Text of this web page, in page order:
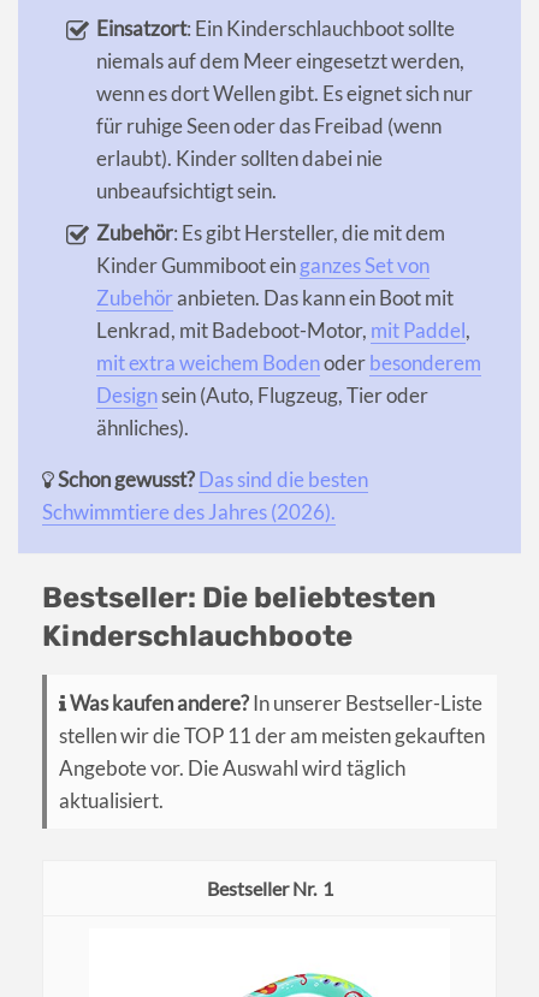
Einsatzort: Ein Kinderschlauchboot sollte
niemals auf dem Meer eingesetzt werden,
wenn es dort Wellen gibt. Es eignet sich nur
für ruhige Seen oder das Freibad (wenn
erlaubt). Kinder sollten dabei nie
unbeaufsichtigt sein.
Zubehör: Es gibt Hersteller, die mit dem
Kinder Gummiboot einganzes Set von
Zubehöranbieten. Das kann ein Boot mit
Lenkrad, mit Badeboot-Motor, mit Paddel,
mit extra weichem Bodenoderbesonderem
Designsein (Auto, Flugzeug, Tier oder
ähnliches).
Schon gewusst?Das sind die besten
Schwimmtiere des Jahres (2026).
Bestseller: Die beliebtesten
Kinderschlauchboote
Was kaufen andere?In unserer Bestseller-Liste
stellen wir die TOP 11 der am meisten gekauften
Angebote vor. Die Auswahl wird täglich
aktualisiert.
1